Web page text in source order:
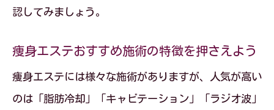
認してみましょう。
痩身エステおすすめ施術の特徴を押さえよう
痩身エステには様々な施術がありますが、人気が高い
のは「脂肪冷却」「キャビテーション」「ラジオ波」